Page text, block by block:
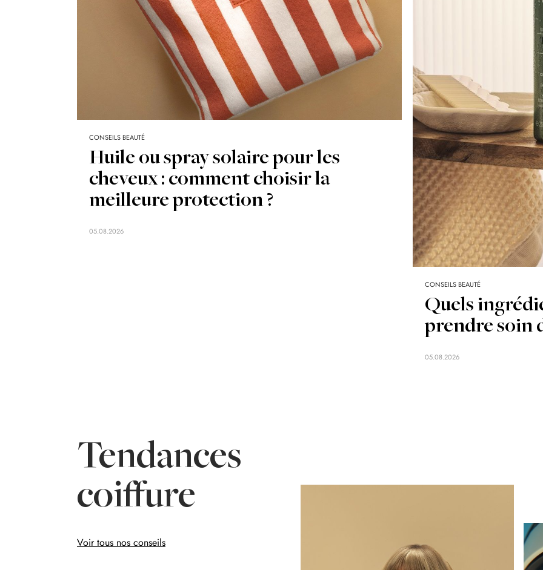
CONSEILS BEAUTÉ
Huile ou spray solaire pour les
cheveux : comment choisir la
meilleure protection ?
05.08.2026
CONSEILS BEAUTÉ
Quels
prendre soin
05.08.2026
Tendances
coiffure
Voir tous nos conseils